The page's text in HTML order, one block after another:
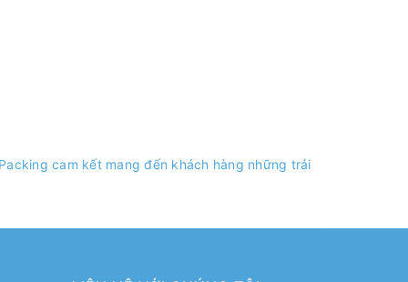
cam kết mang đến khách hàng những trải